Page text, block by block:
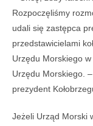
Rozpoczęliśmy
udali się zastępca
przedstawicielami
Urzędu Morskiego
Urzędu Morskiego.
prezydent
Jeżeli Urząd Morski